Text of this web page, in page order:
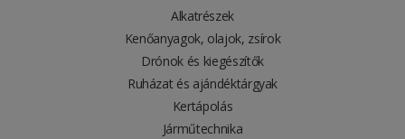
Alkatrészek
Kenőanyagok, olajok, zsírok
Drónok és kiegészítők
Ruházat és ajándéktárgyak
Kertápolás
Járműtechnika